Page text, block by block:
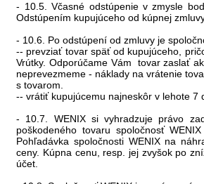
- 10.5. Včasné odstúpenie v zmysle
Odstúpením kupujúceho od kúpnej
- 10.6. Po odstúpení od zmluvy je
-- prevziať tovar späť od kupujúceho,
Vrútky. Odporúčame Vám tovar zaslať
neprevezmeme - náklady na vrátenie
s tovarom.
-- vrátiť kupujúcemu najneskôr v lehote 7
- 10.7. WENIX si vyhradzuje právo
poškodeného tovaru spoločnosť
Pohľadávka spoločnosti WENIX na
ceny. Kúpna cenu, resp. jej zvyšok po
účet.